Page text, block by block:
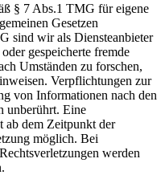
§ 7 Abs.1 TMG für eigene
Gesetzen
sind wir als Diensteanbieter
gespeicherte fremde
Umständen zu forschen,
Verpflichtungen zur
von Informationen nach den
unberührt. Eine
ab dem Zeitpunkt der
möglich. Bei
werden